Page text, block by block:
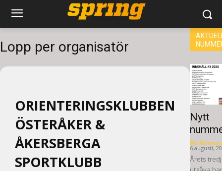
Lopp per organisatör
ORIENTERINGSKLUBBEN
ÖSTERÅKER &
ÅKERSBERGA
SPORTKLUBB
Nytt
BG
6 augusti,
Årets